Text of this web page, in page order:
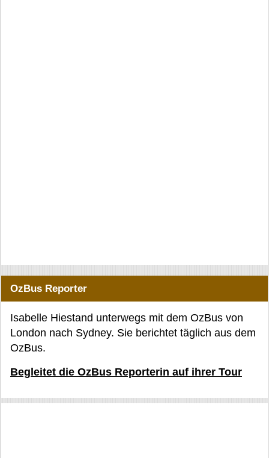
OzBus Reporter
Isabelle Hiestand unterwegs mit dem OzBus von
London nach Sydney. Sie berichtet täglich aus dem
OzBus.
Begleitet die OzBus Reporterin auf ihrer Tour